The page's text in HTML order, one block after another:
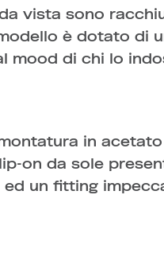
vista sono
è dotato di
mood di chi lo
in
on da sole
un fitting